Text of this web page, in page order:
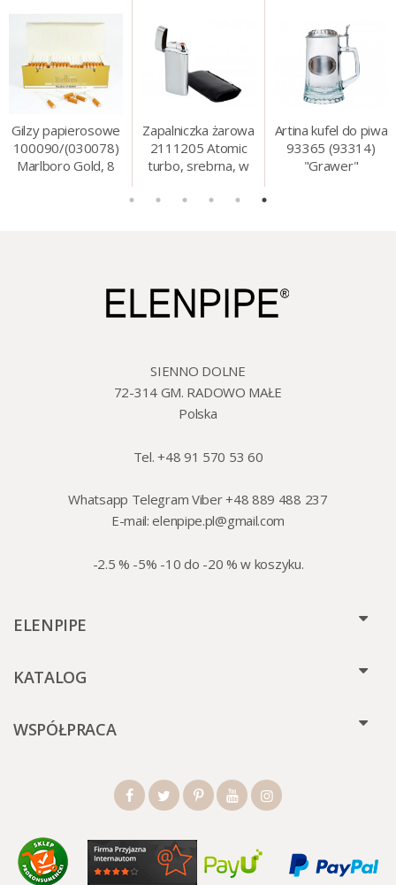
Gilzy papierosowe
100090/(030078)
Marlboro Gold, 8
Zapalniczka żarowa
2111205 Atomic
turbo, srebrna, w
Artina kufel do piwa
93365 (93314)
"Grawer"
SIENNO DOLNE
72-314 GM. RADOWO MAŁE
Polska
Tel. +48 91 570 53 60
Whatsapp Telegram Viber +48 889 488 237
E-mail:elenpipe.pl@gmail.com
-2.5 % -5% -10 do -20 % w koszyku.
ELENPIPE
KATALOG
WSPÓŁPRACA